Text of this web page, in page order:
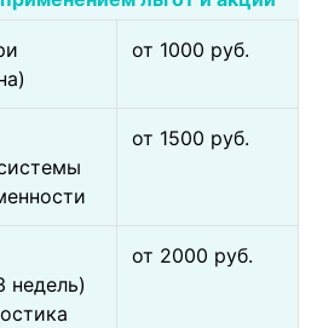
от 1000 pуб.
от 1500 pуб.
недель)
от 2000 pуб.